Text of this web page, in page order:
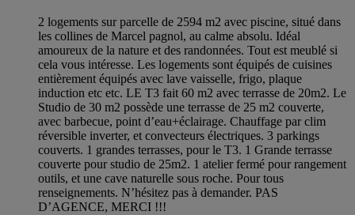
2 logements sur parcelle de 2594 m2 avec piscine, situé dans
les collines de Marcel pagnol, au calme absolu. Idéal
amoureux de la nature et des randonnées. Tout est meublé si
cela vous intéresse. Les logements sont équipés de cuisines
entièrement équipés avec lave vaisselle, frigo, plaque
induction etc etc. LE T3 fait 60 m2 avec terrasse de 20m2. Le
Studio de 30 m2 possède une terrasse de 25 m2 couverte,
avec barbecue, point d’eau+éclairage. Chauffage par clim
réversible inverter, et convecteurs électriques. 3 parkings
couverts. 1 grandes terrasses, pour le T3. 1 Grande terrasse
couverte pour studio de 25m2. 1 atelier fermé pour rangement
outils, et une cave naturelle sous roche. Pour tous
renseignements. N’hésitez pas à demander. PAS
D’AGENCE, MERCI !!!